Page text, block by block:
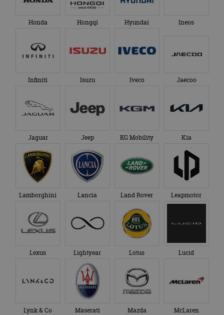
Honda Hongqi Hyundai Ineos
Infiniti Isuzu Iveco Jaecoo
Jaguar Jeep KG Mobility Kia
Lamborghini Lancia Land Rover Leapmotor
Lexus Lightyear Lotus Lucid
Lynk & Co Maserati Mazda McLaren